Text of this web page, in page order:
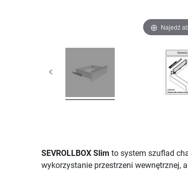
Najedź
SEVROLLBOX Slim to system szuflad
wykorzystanie przestrzeni wewnętrznej, a